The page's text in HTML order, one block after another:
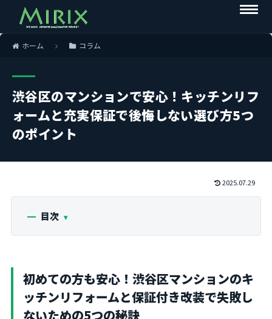
ホーム コラム
渋谷区のマンションで安心！キッチンリフ
ォームと充実保証で後悔しない選び方5つ
のポイント
2025.07.29
目次
初めての方も安心！渋谷区マンションのキ
ッチンリフォームと保証付き改装で失敗し
ないための5つの秘訣